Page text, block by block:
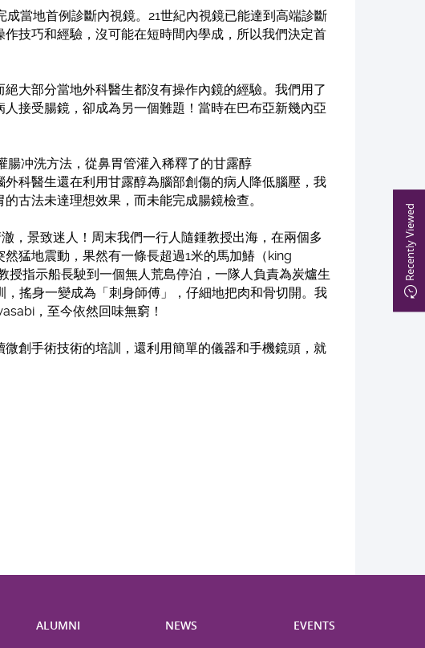
Recently Viewed
當地首例診斷內視鏡。21世紀內視鏡已能達到高端診斷
技巧和經驗，沒可能在短時間內學成，所以我們決定首
大部分當地外科醫生都沒有操作內鏡的經驗。我們用了
接受腸鏡，卻成為另一個難題！當時在巴布亞新幾內亞
冲洗方法，從鼻胃管灌入稀釋了的甘露醇
科醫生還在利用甘露醇為腦部創傷的病人降低腦壓，我
古法未達理想效果，而未能完成腸鏡檢查。
，景致迷人！周末我們一行人隨鍾教授出海，在兩個多
猛地震動，果然有一條長超過1米的馬加鰆（king
指示船長駛到一個無人荒島停泊，一隊人負責為炭爐生
搖身一變成為「刺身師傅」，仔細地把肉和骨切開。我
，至今依然回味無窮！
創手術技術的培訓，還利用簡單的儀器和手機鏡頭，就
ALUMNI NEWS EVENTS